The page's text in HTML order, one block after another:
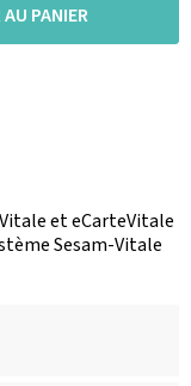
PANIER
et eCarteVitale
Sesam-Vitale